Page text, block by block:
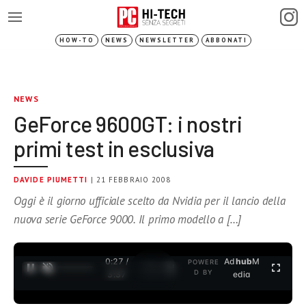
HOW-TO NEWS NEWSLETTER ABBONATI
NEWS
GeForce 9600GT: i nostri
primi test in esclusiva
DAVIDE PIUMETTI | 21 FEBBRAIO 2008
Oggi è il giorno ufficiale scelto da Nvidia per il lancio della
nuova serie GeForce 9000. Il primo modello a […]
0:28 /
3:37
POWERE
D BY
AdhubM
edia